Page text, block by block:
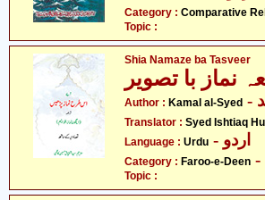
Category : Comparative
Topic :
Shia Namaze ba Tasveer
نماز با تصویر
Author : Kamal al-Syed
Translator : Syed Ishtiaq
Language : Urdu - اردو
Category : Faroo-e-Deen
Topic :